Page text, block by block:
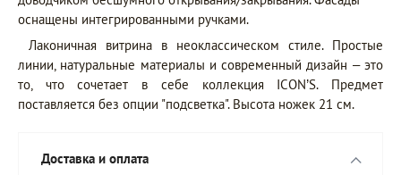
оснащены интегрированными ручками.
Лаконичная витрина в неоклассическом стиле. Простые
линии, натуральные материалы и современный дизайн – это
то, что сочетает в себе коллекция ICON’S. Предмет
поставляется без опции "подсветка". Высота ножек 21 см.
Доставка и оплата